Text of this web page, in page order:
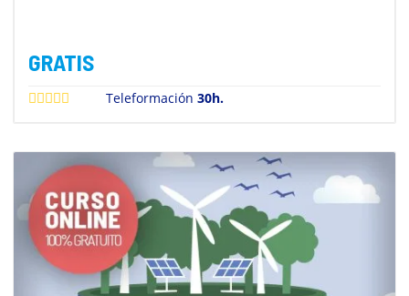
GRATIS
Teleformación30h.